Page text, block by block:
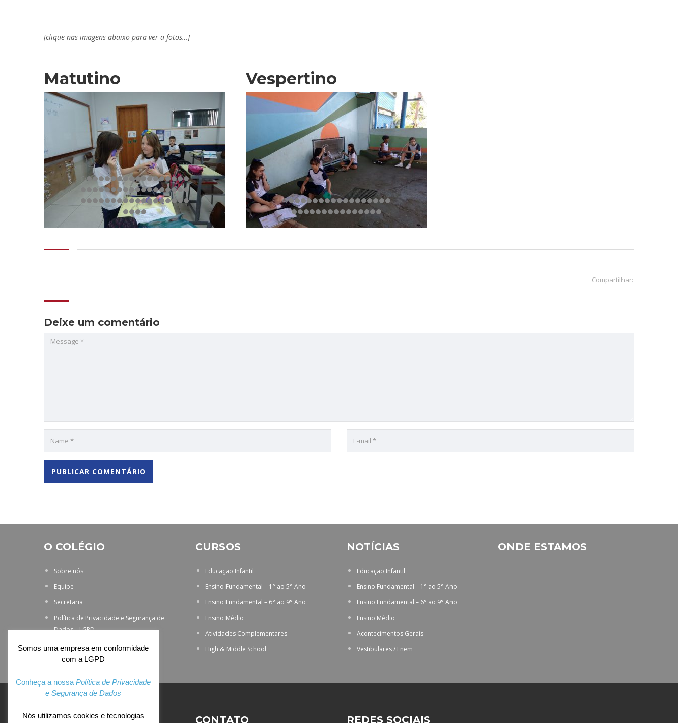
[clique nas imagens abaixo para ver a fotos…]
Matutino Vespertino
Compartilhar:
Deixe um comentário
O COLÉGIO
Sobre nós
Equipe
Secretaria
Política de Privacidade e Segurança de
Dados – LGPD
CURSOS
Educação Infantil
Ensino Fundamental – 1° ao 5° Ano
Ensino Fundamental – 6° ao 9° Ano
Ensino Médio
Atividades Complementares
High & Middle School
NOTÍCIAS
Educação Infantil
Ensino Fundamental – 1° ao 5° Ano
Ensino Fundamental – 6° ao 9° Ano
Ensino Médio
Acontecimentos Gerais
Vestibulares / Enem
ONDE ESTAMOS
ACESSO EXCLUSIVO CONTATO REDES SOCIAIS
Somos uma empresa em conformidade
com a LGPD
Conheça a nossa Política de Privacidade
e Segurança de Dados
Nós utilizamos cookies e tecnologias